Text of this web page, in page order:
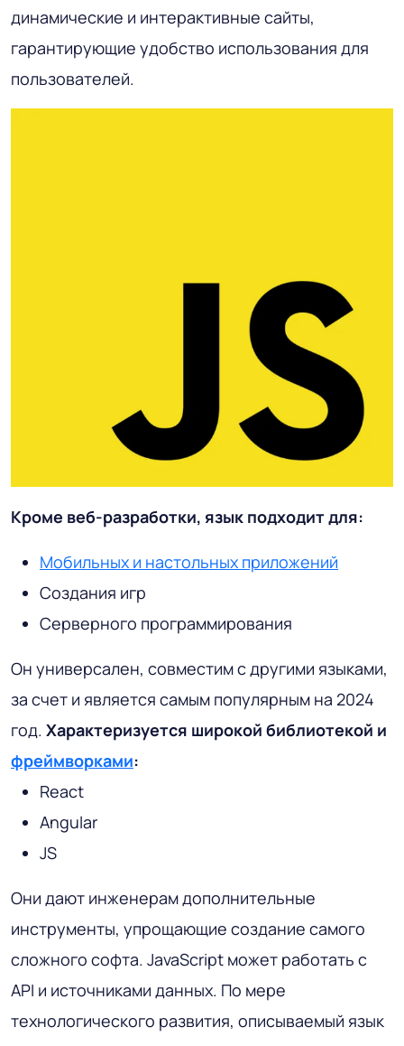
динамические и интерактивные сайты,
гарантирующие удобство использования для
пользователей.
Кроме веб-разработки, язык подходит для:
Мобильных и настольных приложений
Создания игр
Серверного программирования
Он универсален, совместим с другими языками,
за счет и является самым популярным на 2024
год. Характеризуется широкой библиотекой и
фреймворками:
React
Angular
JS
Они дают инженерам дополнительные
инструменты, упрощающие создание самого
сложного софта. JavaScript может работать с
API и источниками данных. По мере
технологического развития, описываемый язык